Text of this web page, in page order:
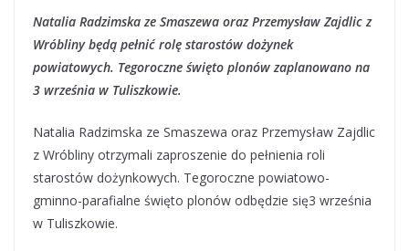
Natalia Radzimska ze Smaszewa oraz Przemysław Zajdlic z
Wróbliny będą pełnić rolę starostów dożynek
powiatowych. Tegoroczne święto plonów zaplanowano na
3 września w Tuliszkowie.
Natalia Radzimska ze Smaszewa oraz Przemysław Zajdlic
z Wróbliny otrzymali zaproszenie do pełnienia roli
starostów dożynkowych. Tegoroczne powiatowo-
gminno-parafialne święto plonów odbędzie się3 września
w Tuliszkowie.